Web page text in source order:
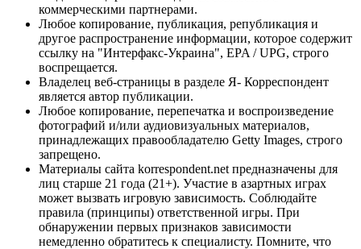
коммерческими партнерами.
Любое копирование, публикация, републикация и
другое распространение информации, которое содержит
ссылку на "Интерфакс-Украина", EPA / UPG, строго
воспрещается.
Владелец веб-страницы в разделе Я- Корреспондент
является автор публикации.
Любое копирование, перепечатка и воспроизведение
фотографий и/или аудиовизуальных материалов,
принадлежащих правообладателю Getty Images, строго
запрещено.
Материалы сайта korrespondent.net предназначены для
лиц старше 21 года (21+). Участие в азартных играх
может вызвать игровую зависимость. Соблюдайте
правила (принципы) ответственной игры. При
обнаружении первых признаков зависимости
немедленно обратитесь к специалисту. Помните, что